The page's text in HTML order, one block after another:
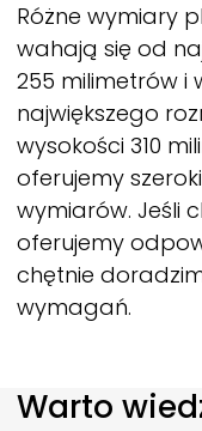
Różne wymiary
wahają się od
255 milimetrów i
największego
wysokości 310
oferujemy
wymiarów. Jeśli
oferujemy
chętnie
wymagań.
Warto